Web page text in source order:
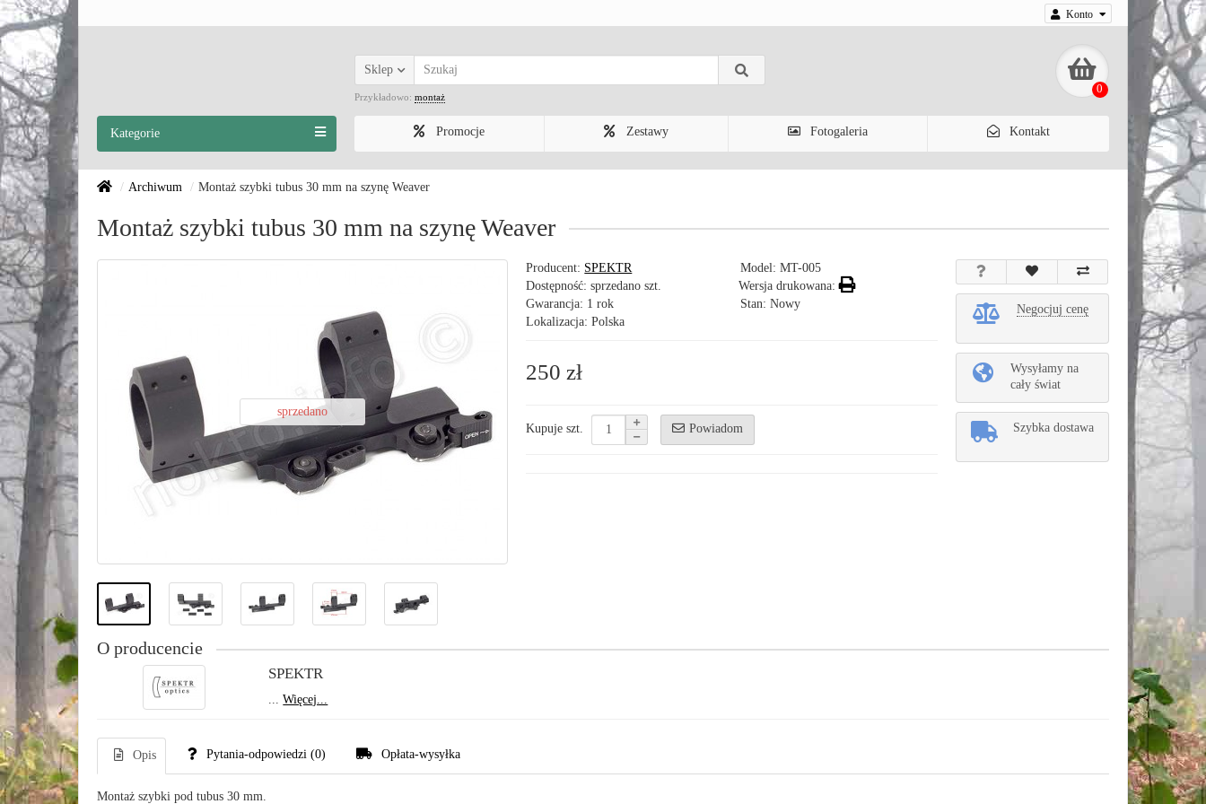
Konto
0
Sklep
Przykładowo: montaż
Promocje Zestawy Fotogaleria Kontakt
Kategorie
Archiwum Montaż szybki tubus 30 mm na szynę Weaver
Montaż szybki tubus 30 mm na szynę Weaver
sprzedano
Producent: SPEKTR Model:MT-005
Wersja drukowana:
Dostępność: sprzedano szt.
Gwarancja: 1 rok
Stan: Nowy
Lokalizacja: Polska
250 zł
Kupuje szt. Powiadom
Negocjuj cenę
Wysyłamy na
cały świat
Szybka dostawa
O producencie
SPEKTR
...Więcej...
Opis Pytania-odpowiedzi (0) Opłata-wysyłka
Montaż szybki pod tubus 30 mm.